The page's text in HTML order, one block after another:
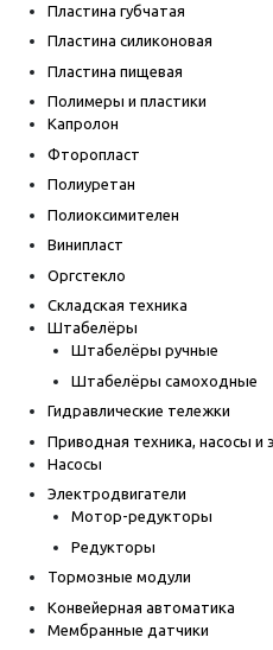
Пластина губчатая
Пластина силиконовая
Пластина пищевая
Полимеры и пластики
Капролон
Фторопласт
Полиуретан
Полиоксимителен
Винипласт
Оргстекло
Складская техника
Штабелёры
Штабелёры ручные
Штабелёры самоходные
Гидравлические тележки
Приводная техника, насосы и
Насосы
Электродвигатели
Мотор-редукторы
Редукторы
Тормозные модули
Конвейерная автоматика
Мембранные датчики